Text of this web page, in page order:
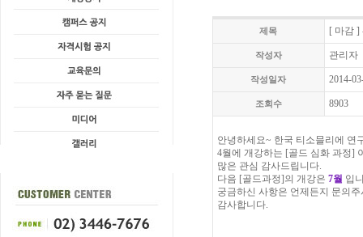
제목 [ 마감 ]
작성자 관리자
작성일자 2014-
조회수 8903
안녕하세요~ 한국 티소믈리에 연
4월에 개강하는 [골드 심화 과정]
많은 관심 감사드립니다.
다음 [골드과정]의 개강은 7월 입
궁금하신 사항은 언제든지 문의
감사합니다.